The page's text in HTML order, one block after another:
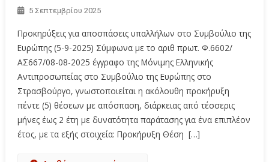
5 Σεπτεμβρίου 2025
Προκηρύξεις για αποσπάσεις υπαλλήλων στο Συμβούλιο της
Ευρώπης (5-9-2025) Σύμφωνα με το αριθ πρωτ. Φ.6602/
ΑΣ667/08-08-2025 έγγραφο της Μόνιμης Ελληνικής
Αντιπροσωπείας στο Συμβούλιο της Ευρώπης στο
Στρασβούργο, γνωστοποιείται η ακόλουθη προκήρυξη
πέντε (5) θέσεων με απόσπαση, διάρκειας από τέσσερις
μήνες έως 2 έτη με δυνατότητα παράτασης για ένα επιπλέον
έτος, με τα εξής στοιχεία: Προκήρυξη Θέση […]